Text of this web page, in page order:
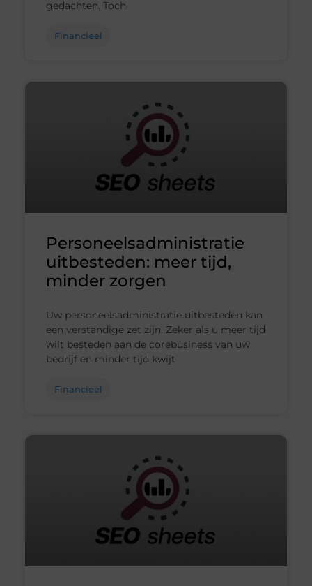
gedachten. Toch
Financieel
Personeelsadministratie
uitbesteden: meer tijd,
minder zorgen
Uw personeelsadministratie uitbesteden kan
een verstandige zet zijn. Zeker als u meer tijd
wilt besteden aan de corebusiness van uw
bedrijf en minder tijd kwijt
Financieel